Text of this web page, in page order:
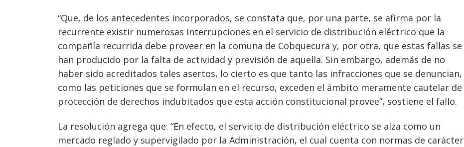
“Que, de los antecedentes incorporados, se constata que, por una parte, se afirma por la
recurrente existir numerosas interrupciones en el servicio de distribución eléctrico que la
compañía recurrida debe proveer en la comuna de Cobquecura y, por otra, que estas fallas se
han producido por la falta de actividad y previsión de aquella. Sin embargo, además de no
haber sido acreditados tales asertos, lo cierto es que tanto las infracciones que se denuncian,
como las peticiones que se formulan en el recurso, exceden el ámbito meramente cautelar de
protección de derechos indubitados que esta acción constitucional provee”, sostiene el fallo.
La resolución agrega que: “En efecto, el servicio de distribución eléctrico se alza como un
mercado reglado y supervigilado por la Administración, el cual cuenta con normas de carácter